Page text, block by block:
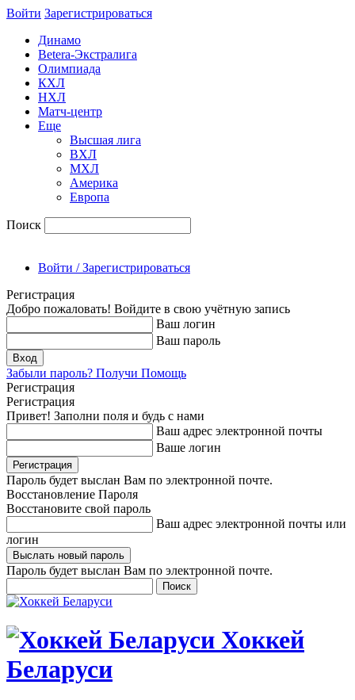
Войти Зарегиcтрироваться
Динамо
Betera-Экстралига
Олимпиада
КХЛ
НХЛ
Матч-центр
Еще
Высшая лига
ВХЛ
МХЛ
Америка
Европа
Поиск
Войти / Зарегистрироваться
Регистрация
Добро пожаловать! Войдите в свою учётную запись
Ваш логин
Ваш пароль
Забыли пароль? Получи Помощь
Регистрация
Регистрация
Привет! Заполни поля и будь с нами
Ваш адрес электронной почты
Ваше логин
Пароль будет выслан Вам по электронной почте.
Восстановление Пароля
Восстановите свой пароль
Ваш адрес электронной почты или
логин
Пароль будет выслан Вам по электронной почте.
Хоккей
Беларуси